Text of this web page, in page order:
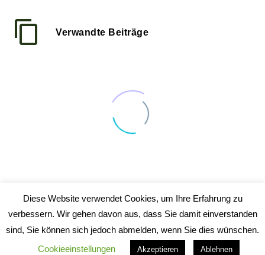
Verwandte Beiträge
21 März 2016
100% width Galleries
Post
Lorem Ipsum. Proin
Diese Website verwendet Cookies, um Ihre Erfahrung zu
verbessern. Wir gehen davon aus, dass Sie damit einverstanden
sind, Sie können sich jedoch abmelden, wenn Sie dies wünschen.
Cookieeinstellungen
Akzeptieren Ablehnen